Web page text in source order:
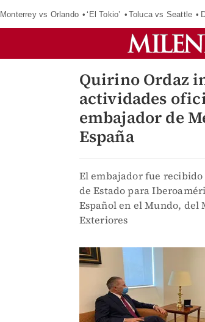
Monterrey vs Orlando ‘El Tokio’ Toluca vs Seattle
Quirino Ordaz
actividades
embajador de
España
El embajador fue
de Estado para
Español en el Mundo, del
Exteriores